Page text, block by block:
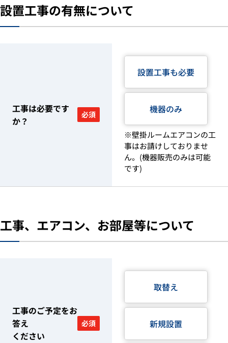
設置工事の有無について
工事は必要です
か？
必須
設置工事も必要
機器のみ
※壁掛ルームエアコンの工
事はお請けしておりませ
ん。(機器販売のみは可能
です)
工事、エアコン、お部屋等について
工事のご予定をお
答え
ください
必須
取替え
新規設置